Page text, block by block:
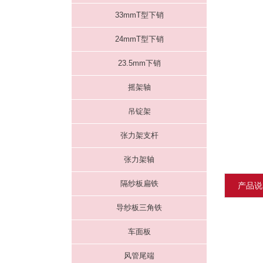
33mmT型下销
24mmT型下销
23.5mm下销
摇架轴
吊锭架
张力架支杆
张力架轴
隔纱板扁铁
导纱板三角铁
车面板
风管尾端
产品